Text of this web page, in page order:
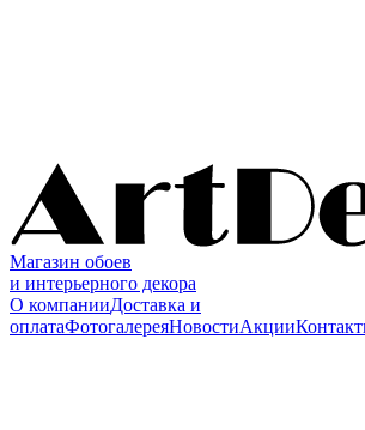
Магазин обоев
и интерьерного декора
О компанииДоставка и
оплатаФотогалереяНовостиАкции